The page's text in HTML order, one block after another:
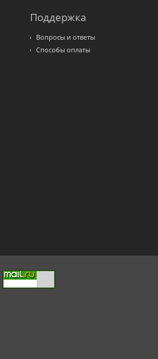
Поддержка
Вопросы и ответы
Способы оплаты